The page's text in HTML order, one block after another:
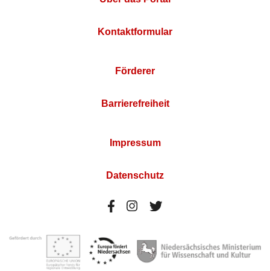
Kontaktformular
Förderer
Barrierefreiheit
Impressum
Datenschutz